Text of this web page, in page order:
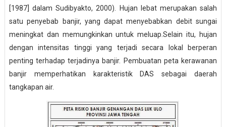
[1987] dalam Sudibyakto, 2000). Hujan lebat merupakan salah
satu penyebab banjir, yang dapat menyebabkan debit sungai
meningkat dan memungkinkan untuk meluap.Selain itu, hujan
dengan intensitas tinggi yang terjadi secara lokal berperan
penting terhadap terjadinya banjir. Pembuatan peta kerawanan
banjir memperhatikan karakteristik DAS sebagai daerah
tangkapan air.